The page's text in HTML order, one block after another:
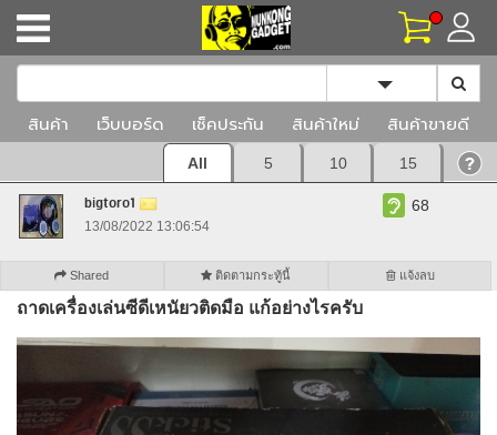
Toggle
สินค้า เว็บบอร์ด เช็คประกัน สินค้าใหม่ สินค้าขายดี
All 5 10 15
bigtoro1
13/08/2022 13:06:54
68
Shared ติดตามกระทู้นี้ แจ้งลบ
ถาดเครื่องเล่นซีดีเหนัยวติดมือ แก้อย่างไรครับ